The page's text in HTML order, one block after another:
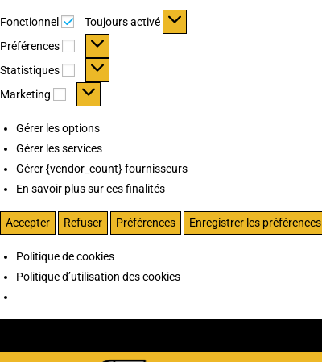
Fonctionnel Fonctionnel
Toujours activé
Préférences
Préférences
Statistiques Statistiques
Marketing Marketing
Gérer les options
Gérer les services
Gérer {vendor_count} fournisseurs
En savoir plus sur ces finalités
Accepter Refuser Préférences Enregistrer les préférences
Politique de cookies
Politique d’utilisation des cookies